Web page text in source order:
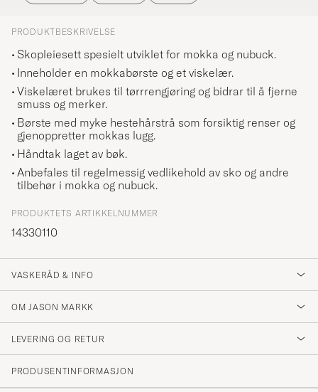
PRODUKTBESKRIVELSE
Skopleiesett spesielt utviklet for mokka og nubuck.
Inneholder en mokkabørste og et viskelær.
Viskelæret brukes til tørrrengjøring og bidrar til å fjerne
smuss og merker.
Børste med myke hestehårstrå som forsiktig renser og
gjenoppretter mokkas lugg.
Håndtak laget av bøk.
Anbefales til regelmessig vedlikehold av sko og andre
tilbehør i mokka og nubuck.
PRODUKTETS ARTIKKELNUMMER
14330110
VASKERÅD & INFO
OM JASON MARKK
LEVERING OG RETUR
PRODUSENTINFORMASJON